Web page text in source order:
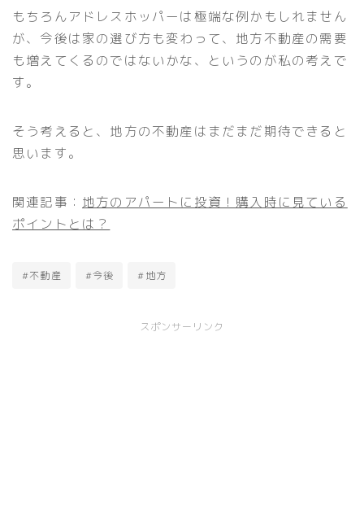
もちろんアドレスホッパーは極端な例かもしれません
が、今後は家の選び方も変わって、地方不動産の需要
も増えてくるのではないかな、というのが私の考えで
す。
そう考えると、地方の不動産はまだまだ期待できると
思います。
関連記事： 地方のアパートに投資！購入時に見ている
ポイントとは？
#不動産 #今後 #地方
スポンサーリンク